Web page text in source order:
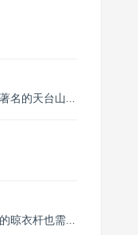
台州的名字源于唐朝，因境内著名的天台山而得名。
我都忘记，台风期间我家阳台的晾衣杆也需要系紧。